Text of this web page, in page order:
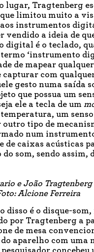
lugar, Tragtenberg
limitou muito a
instrumentos
vendido a ideia de
digital é o teclado,
‘instrumento
de mapear
capturar com
gesto numa saída
que possua um
ele a tecla de um
um
outro tipo de
num
de caixas acústicas
do som, sendo assim,
e João Tragtenberg
Alcione Ferreira
disso é o disque-
por Tragtenberg a
de mesa
do aparelho com uma